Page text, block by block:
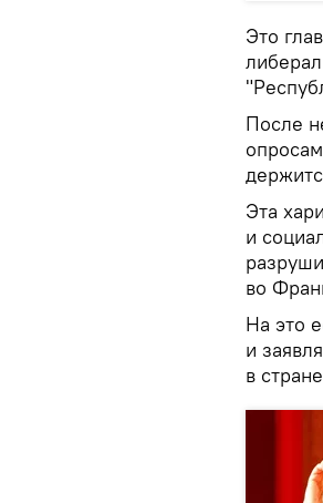
Это
После
Эта
и
во
На это
и
в